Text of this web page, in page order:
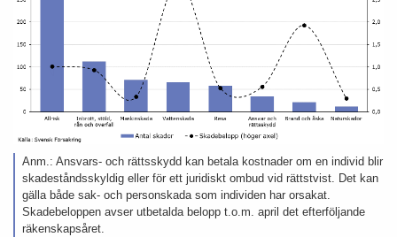
Anm.: Ansvars- och rättsskydd kan betala kostnader om en individ blir
skadeståndsskyldig eller för ett juridiskt ombud vid rättstvist. Det kan
gälla både sak- och personskada som individen har orsakat.
Skadebeloppen avser utbetalda belopp t.o.m. april det efterföljande
räkenskapsåret.